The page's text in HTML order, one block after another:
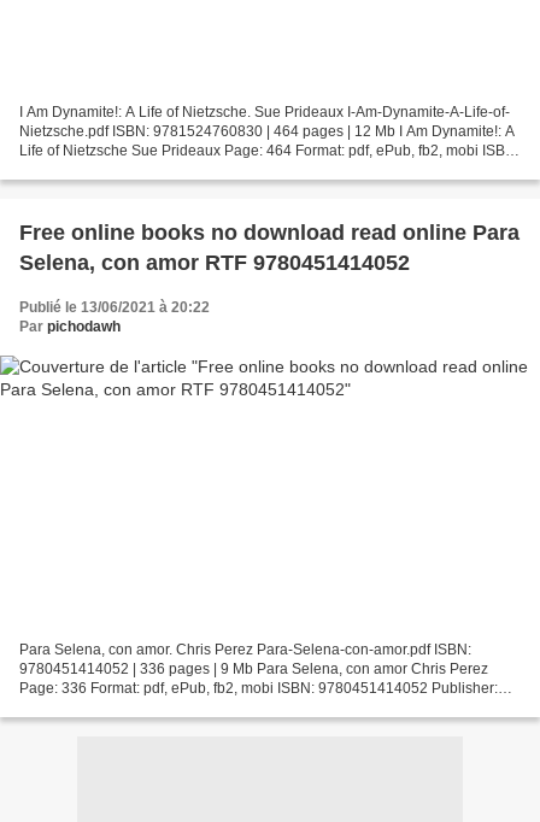
I Am Dynamite!: A Life of Nietzsche. Sue Prideaux I-Am-Dynamite-A-Life-of-
Nietzsche.pdf ISBN: 9781524760830 | 464 pages | 12 Mb I Am Dynamite!: A
Life of Nietzsche Sue Prideaux Page: 464 Format: pdf, ePub, fb2, mobi ISBN:
Free online books no download read online Para
Selena, con amor RTF 9780451414052
Publié le 13/06/2021 à 20:22
Par pichodawh
Para Selena, con amor. Chris Perez Para-Selena-con-amor.pdf ISBN:
9780451414052 | 336 pages | 9 Mb Para Selena, con amor Chris Perez
Page: 336 Format: pdf, ePub, fb2, mobi ISBN: 9780451414052 Publisher: